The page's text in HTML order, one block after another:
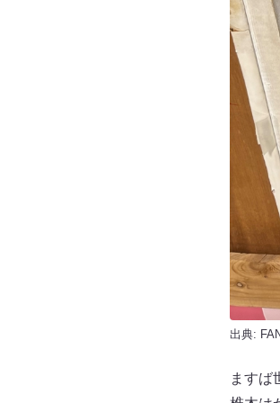
出典:
ますば